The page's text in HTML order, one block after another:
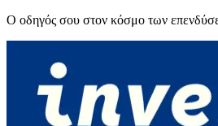
Ο οδηγός σου στον κόσμο των